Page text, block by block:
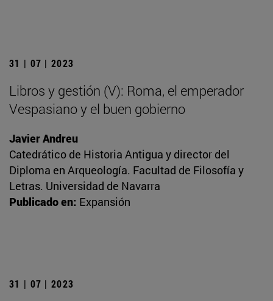
31 | 07 | 2023
Libros y gestión (V): Roma, el emperador
Vespasiano y el buen gobierno
Javier Andreu
Catedrático de Historia Antigua y director del
Diploma en Arqueología. Facultad de Filosofía y
Letras. Universidad de Navarra
Publicado en: Expansión
31 | 07 | 2023